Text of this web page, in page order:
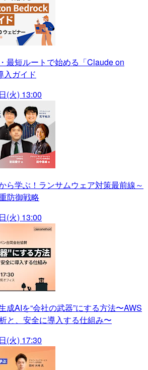
最短ルートで始める「Claude on
入ガイド
(火) 13:00
ら学ぶ！ランサムウェア対策最前線～
防御戦略
(火) 13:00
成AIを“会社の武器”にする方法〜AWS
と、安全に導入する仕組み〜
(火) 17:30